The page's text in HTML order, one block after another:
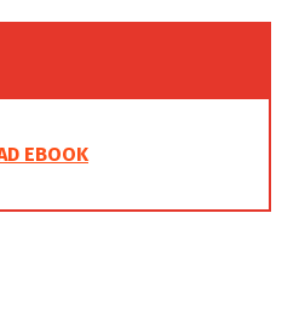
EBOOK